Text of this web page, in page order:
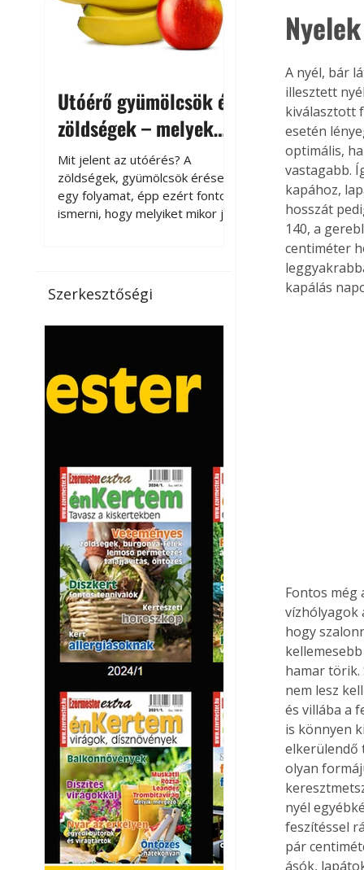
Utóérő gyümölcsök és
zöldségek – melyek
érnek tovább leszedés
után?
Mit jelent az utóérés? A
zöldségek, gyümölcsök érése
egy folyamat, épp ezért fontos
ismerni, hogy melyiket mikor jó
paradicsomot sokszor
gazdasági érettségben, azaz
Utóérik eközben, de nem lesz
olyan ízű, mint amit a saját
kertünkben, biológiai
tárolható h
Szerkesztőségi
A nyél, bár
illesztett
kiválasztott
esetén
optimális,
vastagabb.
kapához,
hosszát
140, a
centiméter
kapálás
Fontos még
vízhólyagok
hogy
hamar törik.
nem lesz
és villába a
is könnyen
elkerülendő
olyan
nyél
feszítéssel
pár
ásók,